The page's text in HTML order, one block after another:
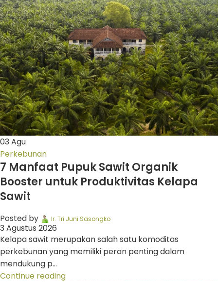
03 Agu
Perkebunan
7 Manfaat Pupuk Sawit Organik
Booster untuk Produktivitas Kelapa
Sawit
Posted by Ir. Tri Juni Sasongko
3 Agustus 2026
Kelapa sawit merupakan salah satu komoditas
perkebunan yang memiliki peran penting dalam
mendukung p...
Continue reading